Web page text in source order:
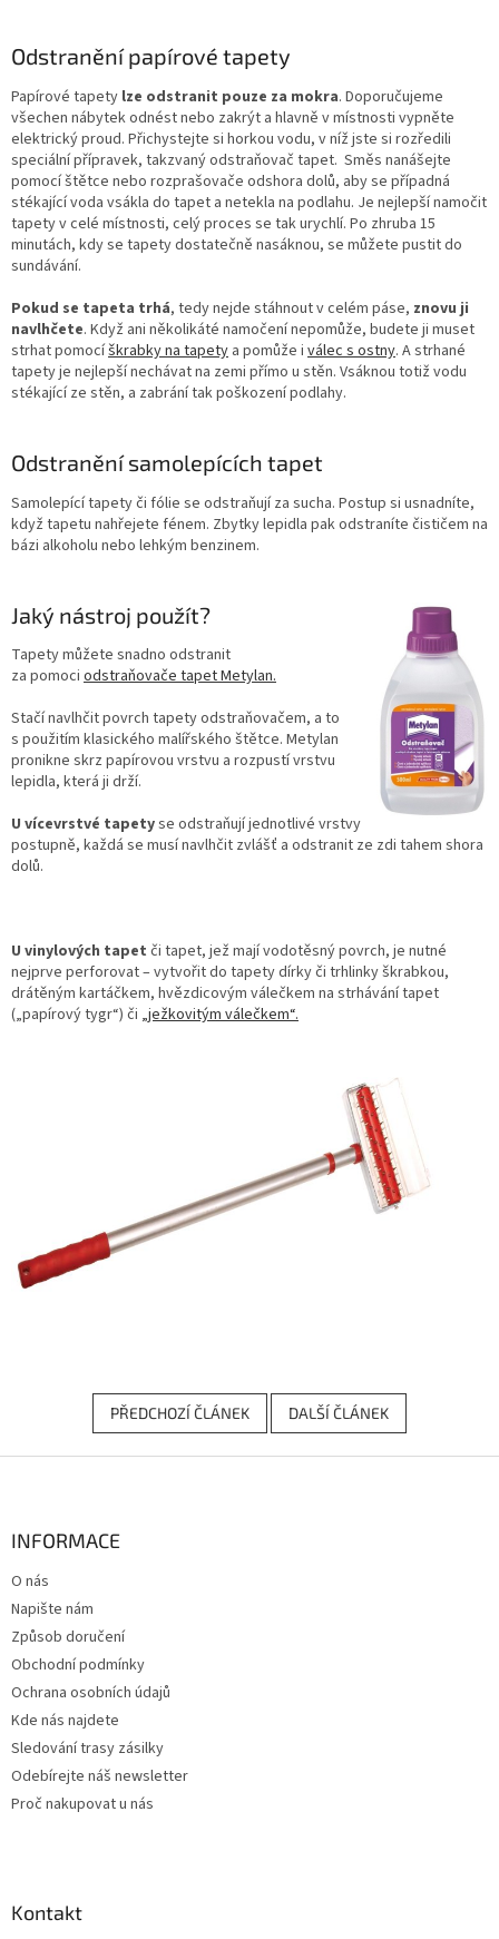
Odstranění papírové tapety
Papírové tapety lze odstranit pouze za mokra. Doporučujeme
všechen nábytek odnést nebo zakrýt a hlavně v místnosti vypněte
elektrický proud. Přichystejte si horkou vodu, v níž jste si rozředili
speciální přípravek, takzvaný odstraňovač tapet. Směs nanášejte
pomocí štětce nebo rozprašovače odshora dolů, aby se případná
stékající voda vsákla do tapet a netekla na podlahu. Je nejlepší namočit
tapety v celé místnosti, celý proces se tak urychlí. Po zhruba 15
minutách, kdy se tapety dostatečně nasáknou, se můžete pustit do
sundávání.
Pokud se tapeta trhá, tedy nejde stáhnout v celém páse, znovu ji
navlhčete. Když ani několikáté namočení nepomůže, budete ji muset
strhat pomocíškrabky na tapety a pomůže i válec s ostny. A strhané
tapety je nejlepší nechávat na zemi přímo u stěn. Vsáknou totiž vodu
stékající ze stěn, a zabrání tak poškození podlahy.
Odstranění samolepících tapet
Samolepící tapety či fólie se odstraňují za sucha. Postup si usnadníte,
když tapetu nahřejete fénem. Zbytky lepidla pak odstraníte čističem na
bázi alkoholu nebo lehkým benzinem.
Jaký nástroj použít?
Tapety můžete snadno odstranit
za pomoci odstraňovače tapet Metylan.
Stačí navlhčit povrch tapety odstraňovačem, a to
s použitím klasického malířského štětce. Metylan
pronikne skrz papírovou vrstvu a rozpustí vrstvu
lepidla, která ji drží.
U vícevrstvé tapetyse odstraňují jednotlivé vrstvy
postupně, každá se musí navlhčit zvlášť a odstranit ze zdi tahem shora
dolů.
U vinylových tapet či tapet, jež mají vodotěsný povrch, je nutné
nejprve perforovat – vytvořit do tapety dírky či trhlinky škrabkou,
drátěným kartáčkem, hvězdicovým válečkem na strhávání tapet
(„papírový tygr“) či „ježkovitým válečkem“.
PŘEDCHOZÍ ČLÁNEK DALŠÍ ČLÁNEK
INFORMACE
O nás
Napište nám
Způsob doručení
Obchodní podmínky
Ochrana osobních údajů
Kde nás najdete
Sledování trasy zásilky
Odebírejte náš newsletter
Proč nakupovat u nás
Kontakt